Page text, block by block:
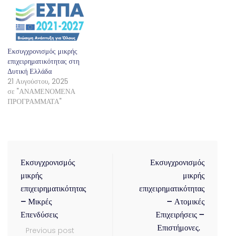
Εκσυγχρονισμός μικρής
επιχειρηματικότητας στη
Δυτική Ελλάδα
21 Αυγούστου, 2025
σε "ΑΝΑΜΕΝΟΜΕΝΑ
ΠΡΟΓΡΑΜΜΑΤΑ"
Εκσυγχρονισμός
μικρής
επιχειρηματικότητας
– Μικρές
Επενδύσεις
Previous post
Εκσυγχρονισμός
μικρής
επιχειρηματικότητας
– Ατομικές
Επιχειρήσεις –
Επιστήμονες.